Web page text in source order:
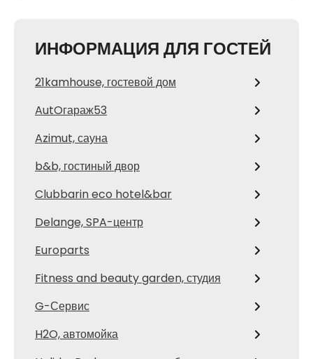
ИНФОРМАЦИЯ ДЛЯ ГОСТЕЙ
21kamhouse, гостевой дом
AutOгараж53
Azimut, сауна
b&b, гостиный двор
Clubbarin eco hotel&bar
Delange, SPA-центр
Europarts
Fitness and beauty garden, студия
G-Сервис
H2O, автомойка